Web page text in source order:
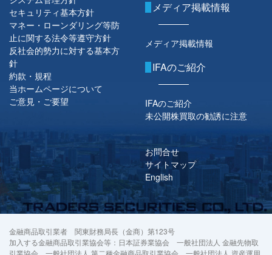
セキュリティ基本方針
マネー・ローンダリング等防
止に関する法令等遵守方針
反社会的勢力に対する基本方
針
約款・規程
当ホームページについて
ご意見・ご要望
メディア掲載情報
メディア掲載情報
IFAのご紹介
IFAのご紹介
未公開株買取の勧誘に注意
お問合せ
サイトマップ
English
金融商品取引業者 関東財務局長（金商）第123号
加入する金融商品取引業協会等：日本証券業協会 一般社団法人 金融先物取